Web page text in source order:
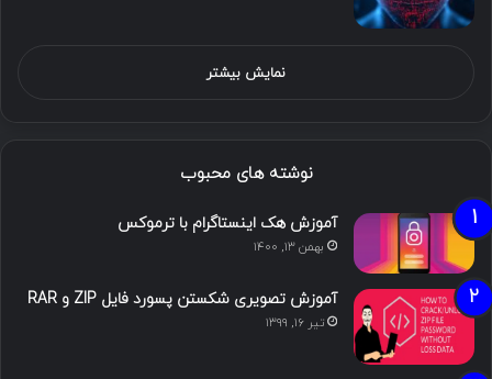
نمایش بیشتر
نوشته های محبوب
آموزش هک اینستاگرام با ترموکس
بهمن ۱۳, ۱۴۰۰
آموزش تصویری شکستن پسورد فایل ZIP و RAR
تیر ۱۶, ۱۳۹۹